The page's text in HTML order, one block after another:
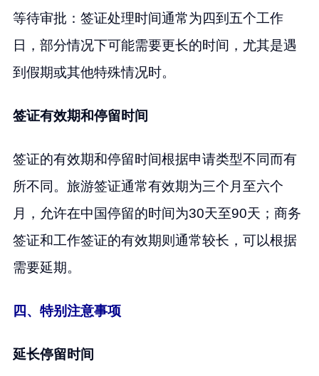
等待审批：签证处理时间通常为四到五个工作
日，部分情况下可能需要更长的时间，尤其是遇
到假期或其他特殊情况时。
签证有效期和停留时间
签证的有效期和停留时间根据申请类型不同而有
所不同。旅游签证通常有效期为三个月至六个
月，允许在中国停留的时间为30天至90天；商务
签证和工作签证的有效期则通常较长，可以根据
需要延期。
四、特别注意事项
延长停留时间